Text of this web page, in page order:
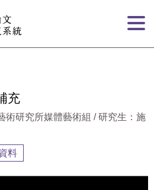
充
術研究所媒體藝術組 / 研究生：施
料